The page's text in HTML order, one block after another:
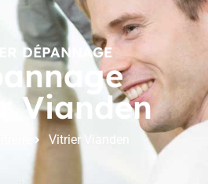
DÉPANNAGE
Vianden
Vitrier Vianden